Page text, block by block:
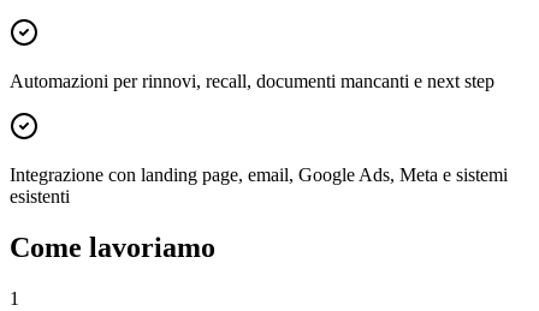
Automazioni per rinnovi, recall, documenti mancanti e next step
Integrazione con landing page, email, Google Ads, Meta e sistemi
esistenti
Come lavoriamo
1